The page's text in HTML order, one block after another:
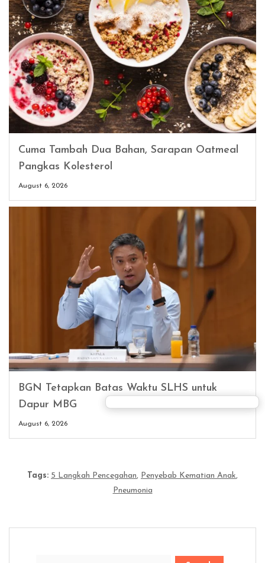
Cuma Tambah Dua Bahan, Sarapan Oatmeal
Pangkas Kolesterol
August 6, 2026
BGN Tetapkan Batas Waktu SLHS untuk
Dapur MBG
August 6, 2026
Tags: 5 Langkah Pencegahan, Penyebab Kematian Anak,
Pneumonia